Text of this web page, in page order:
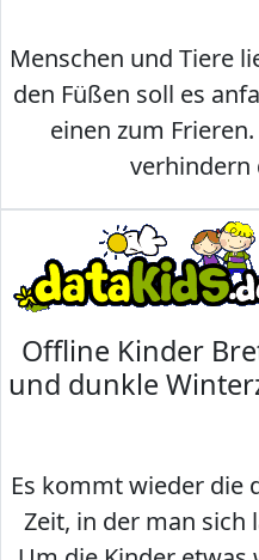
Menschen und Tiere
den Füßen soll es
einen zum
verhindern
Offline Kinder
und dunkle
Es kommt wieder die
Zeit, in der man sich